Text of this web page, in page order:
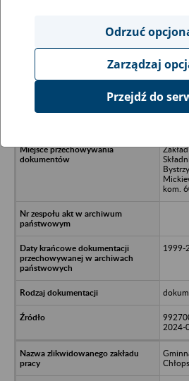
Ukryj wszystkie pozycje bazy
OKNO
kom.
1999-
2024-
Odrzuć
Zarządzaj
Przejdź do